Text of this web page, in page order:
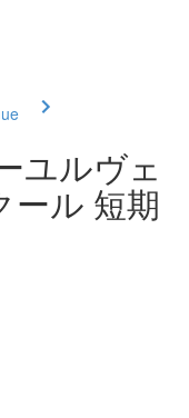
ユルヴェ
ール 短期